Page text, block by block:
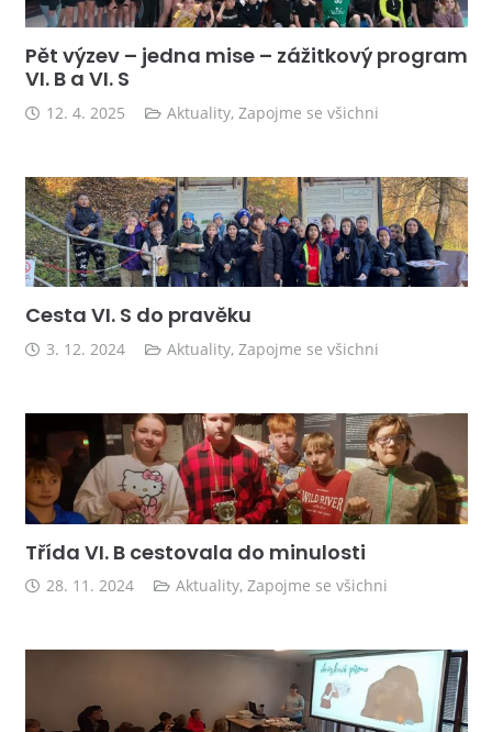
Pět výzev – jedna mise – zážitkový program
VI. B a VI. S
12. 4. 2025 Aktuality,Zapojme se všichni
Cesta VI. S do pravěku
3. 12. 2024 Aktuality,Zapojme se všichni
Třída VI. B cestovala do minulosti
28. 11. 2024 Aktuality,Zapojme se všichni